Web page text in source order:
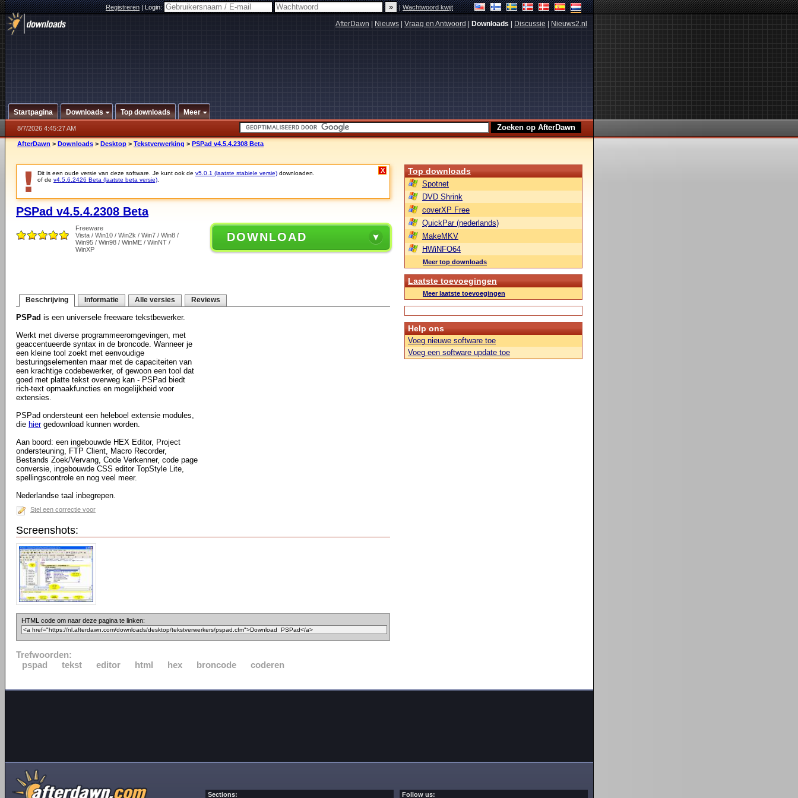
Registreren|Login: |Wachtwoord kwijt
AfterDawn Nieuws Vraag en Antwoord Downloads Discussie Nieuws2.nl
Startpagina Downloads Top downloads Meer
8/7/2026 4:45:27 AM
AfterDawn > Downloads > Desktop > Tekstverwerking > PSPad v4.5.4.2308 Beta
Dit is een oude versie van deze software. Je kunt ook de v5.0.1 (laatste stabiele versie) downloaden.
of de v4.5.6.2426 Beta (laatste beta versie)
X
PSPad v4.5.4.2308 Beta
Freeware
Vista / Win10 / Win2k / Win7 / Win8 /
Win95 / Win98 / WinME / WinNT /
WinXP
DOWNLOAD
Beschrijving Informatie Alle versies Reviews
PSPad is een universele freeware tekstbewerker.
Werkt met diverse programmeeromgevingen, met
geaccentueerde syntax in de broncode. Wanneer je
een kleine tool zoekt met eenvoudige
besturingselementen maar met de capaciteiten van
een krachtige codebewerker, of gewoon een tool dat
goed met platte tekst overweg kan - PSPad biedt
rich-text opmaakfuncties en mogelijkheid voor
extensies.
PSPad ondersteunt een heleboel extensie modules,
die hiergedownload kunnen worden.
Aan boord: een ingebouwde HEX Editor, Project
ondersteuning, FTP Client, Macro Recorder,
Bestands Zoek/Vervang, Code Verkenner, code page
conversie, ingebouwde CSS editor TopStyle Lite,
spellingscontrole en nog veel meer.
Nederlandse taal inbegrepen.
Stel een correctie voor
Screenshots:
HTML code om naar deze pagina te linken:
Trefwoorden:
pspad
tekst editor html hex broncode coderen
Top downloads
Spotnet
DVD Shrink
coverXP Free
QuickPar (nederlands)
MakeMKV
HWiNFO64
Meer top downloads
Laatste toevoegingen
Meer laatste toevoegingen
Help ons
Voeg nieuwe software toe
Voeg een software update toe
Sections: Follow us: